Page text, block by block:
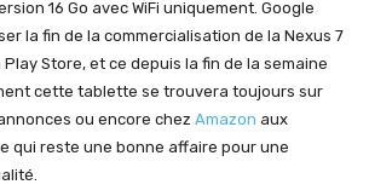
16 Go avec WiFi uniquement. Google
la fin de la commercialisation de la Nexus 7
Store, et ce depuis la fin de la semaine
cette tablette se trouvera toujours sur
ou encore chez Amazon aux
qui reste une bonne affaire pour une